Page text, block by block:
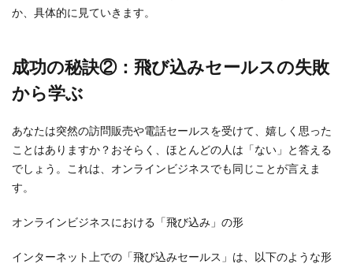
か、具体的に見ていきます。
成功の秘訣②：飛び込みセールスの失敗
から学ぶ
あなたは突然の訪問販売や電話セールスを受けて、嬉しく思った
ことはありますか？おそらく、ほとんどの人は「ない」と答える
でしょう。これは、オンラインビジネスでも同じことが言えま
す。
オンラインビジネスにおける「飛び込み」の形
インターネット上での「飛び込みセールス」は、以下のような形